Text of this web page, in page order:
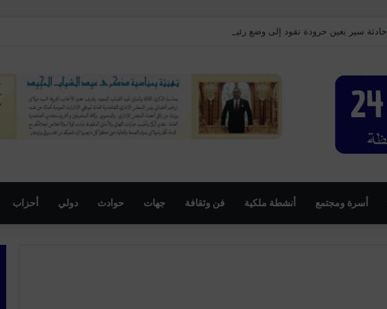
حادثة سير بعين حرودة تقود إلى وضع رئيس المجلس الإقليمي لبنسليمان تحت الحراسة النظرية
أسرة ومجتمع أنشطة ملكية فن وثقافة جهات حوادث دولي أحزاب